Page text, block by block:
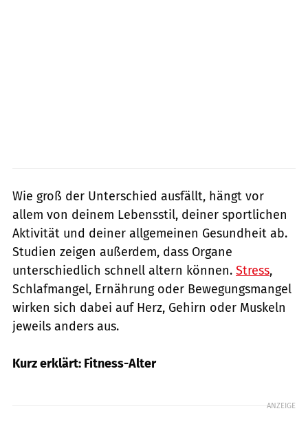
Wie groß der Unterschied ausfällt, hängt vor
allem von deinem Lebensstil, deiner sportlichen
Aktivität und deiner allgemeinen Gesundheit ab.
Studien zeigen außerdem, dass Organe
unterschiedlich schnell altern können. Stress,
Schlafmangel, Ernährung oder Bewegungsmangel
wirken sich dabei auf Herz, Gehirn oder Muskeln
jeweils anders aus.
Kurz erklärt: Fitness-Alter
ANZEIGE